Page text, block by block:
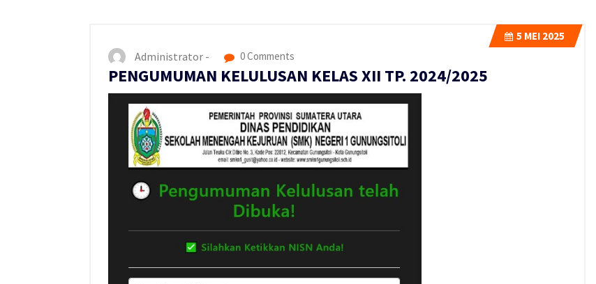
5 MEI 2025
Administrator - 0 Comments
PENGUMUMAN KELULUSAN KELAS XII TP. 2024/2025